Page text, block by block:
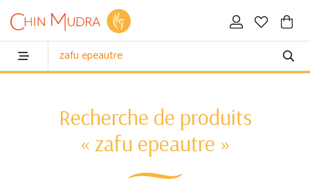
Recherche de produits
« zafu epeautre »